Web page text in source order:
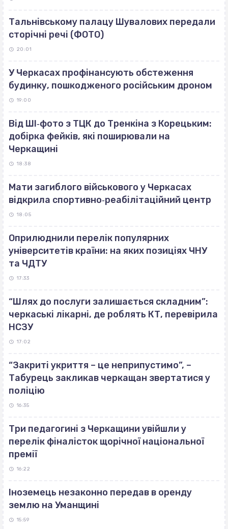
Тальнівському палацу Шувалових передали
сторічні речі (ФОТО)
20:01
У Черкасах профінансують обстеження
будинку, пошкодженого російським дроном
19:00
Від ШІ‐фото з ТЦК до Тренкіна з Корецьким:
добірка фейків, які поширювали на
Черкащині
18:38
Мати загиблого військового у Черкасах
відкрила спортивно‐реабілітаційний центр
18:05
Оприлюднили перелік популярних
університетів країни: на яких позиціях ЧНУ
та ЧДТУ
17:33
“Шлях до послуги залишається складним”:
черкаські лікарні, де роблять КТ, перевірила
НСЗУ
17:02
“Закриті укриття – це неприпустимо”, –
Табурець закликав черкащан звертатися у
поліцію
16:35
Три педагогині з Черкащини увійшли у
перелік фіналісток щорічної національної
премії
16:22
Іноземець незаконно передав в оренду
землю на Уманщині
15:59